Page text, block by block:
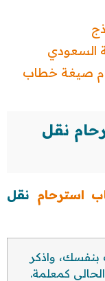
السعودي
صيغة خطاب
نقل
استرحام
نقل
بنفسك، واذكر
كمعلمة.